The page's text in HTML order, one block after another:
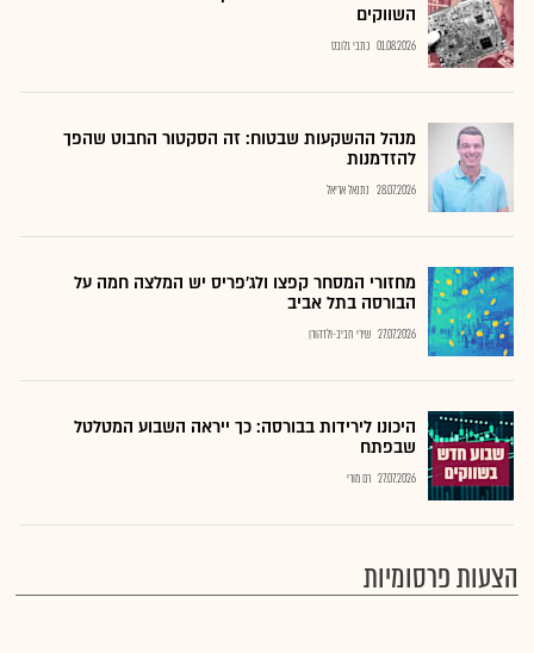
השווקים
01.08.2026 כתבי גלובס
מנהל ההשקעות שבטוח: זה הסקטור החבוט שהפך
להזדמנות
28.07.2026 נתנאל אריאל
מחזורי המסחר קפצו ולג'פריס יש המלצה חמה על
הבורסה בתל אביב
27.07.2026 שירי חביב-ולדהורן
היכונו לירידות בבורסה: כך ייראה השבוע המטלטל
שבפתח
27.07.2026 רם מורי
הצעות פרסומיות